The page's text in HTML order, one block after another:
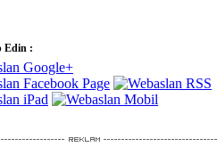
Edin :